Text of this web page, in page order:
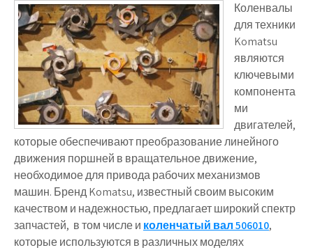
Коленвалы
для техники
Komatsu
являются
ключевыми
компонента
ми
двигателей,
которые обеспечивают преобразование линейного
движения поршней в вращательное движение,
необходимое для привода рабочих механизмов
машин. Бренд Komatsu, известный своим высоким
качеством и надежностью, предлагает широкий спектр
запчастей, в том числе и коленчатый вал 506010,
которые используются в различных моделях